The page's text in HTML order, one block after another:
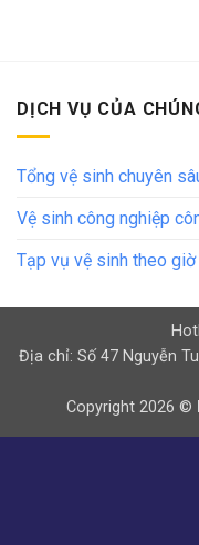
DỊCH VỤ CỦA
Tổng vệ sinh chuyên
Vệ sinh công nghiệp
Tạp vụ vệ sinh theo giờ
Địa chỉ: Số 47 Nguyễn
Copyright 2026 ©